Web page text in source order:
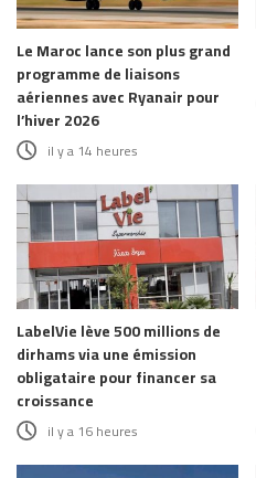
Le Maroc lance son plus grand
programme de liaisons
aériennes avec Ryanair pour
l’hiver 2026
il y a 14 heures
LabelVie lève 500 millions de
dirhams via une émission
obligataire pour financer sa
croissance
il y a 16 heures